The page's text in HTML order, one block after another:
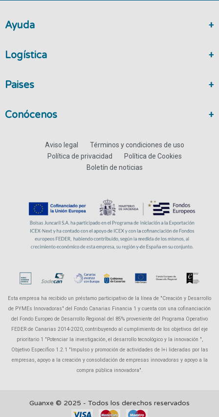
Ayuda
Logística
Paises
Conócenos
Aviso legal
Términos y condiciones de uso
Política de privacidad
Política de Cookies
Boletín de noticias
Esta empresa ha recibido un préstamo participativo de la línea de "Creación y Desarrollo
de PYMEs Innovadoras" del Fondo Canarias Financia 1 y cuenta con una cofinanciación
del Fondo Europeo de Desarrollo Regional del 85% proveniente del Programa Operativo
FEDER de Canarias 2014-2020, contribuyendo al cumplimiento de los objetivos del eje
prioritario 1 "Potenciar la investigación, el desarrollo tecnológico y la innovación ",
Objetivo Específico 1.2.1 "Impulso y promoción de actividades de I+i lideradas por las
empresas, apoyo a la creación y consolidación de empresas innovadoras y apoyo a la
compra pública innovadora".
Guanxe © 2025 - Todos los derechos reservados